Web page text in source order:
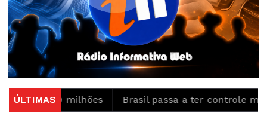
ÚLTIMAS
150 milhões Brasil passa a ter controle maior